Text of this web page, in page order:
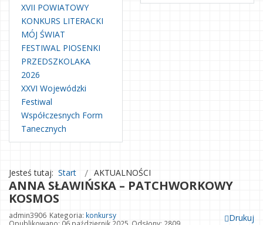
XVII POWIATOWY
KONKURS LITERACKI
MÓJ ŚWIAT
FESTIWAL PIOSENKI
PRZEDSZKOLAKA
2026
XXVI Wojewódzki
Festiwal
Współczesnych Form
Tanecznych
Jesteś tutaj: Start AKTUALNOŚCI
ANNA SŁAWIŃSKA – PATCHWORKOWY
KOSMOS
Drukuj
admin3906 Kategoria: konkursy